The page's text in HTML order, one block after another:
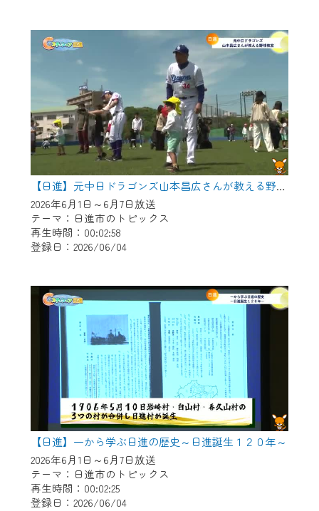
【日進】元中日ドラゴンズ山本昌広さんが教える野球教室
2026年6月1日～6月7日放送
テーマ：日進市のトピックス
再生時間：00:02:58
登録日：2026/06/04
【日進】一から学ぶ日進の歴史～日進誕生１２０年～
2026年6月1日～6月7日放送
テーマ：日進市のトピックス
再生時間：00:02:25
登録日：2026/06/04